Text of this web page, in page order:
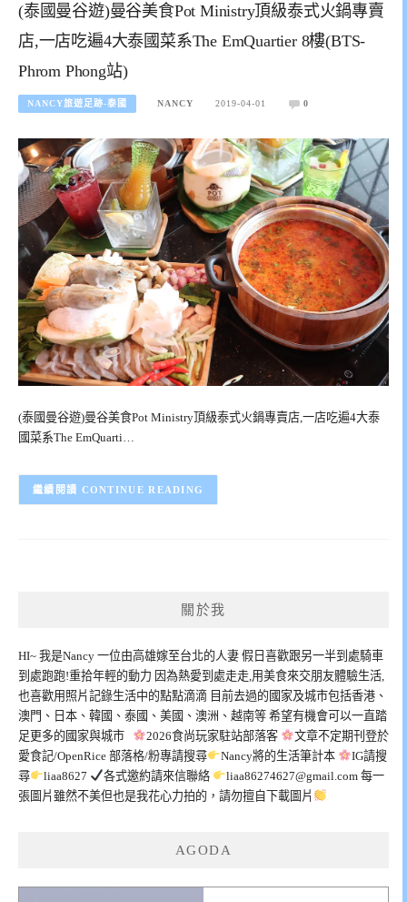
(泰國曼谷遊)曼谷美食Pot Ministry頂級泰式火鍋專賣
店,一店吃遍4大泰國菜系The EmQuartier 8樓(BTS-
Phrom Phong站)
NANCY旅遊足跡-泰國 NANCY 2019-04-01 0
(泰國曼谷遊)曼谷美食Pot Ministry頂級泰式火鍋專賣店,一店吃遍4大泰
國菜系The EmQuarti…
CONTINUE READING
關於我
HI~ 我是Nancy 一位由高雄嫁至台北的人妻 假日喜歡跟另一半到處騎車
到處跑跑!重拾年輕的動力 因為熱愛到處走走,用美食來交朋友體驗生活,
也喜歡用照片記錄生活中的點點滴滴 目前去過的國家及城市包括香港、
澳門、日本、韓國、泰國、美國、澳洲、越南等 希望有機會可以一直踏
足更多的國家與城市
2026食尚玩家駐站部落客
文章不定期刊登於
愛食記/OpenRice 部落格/粉專請搜尋
Nancy將的生活筆計本
IG請搜
尋
liaa8627 各式邀約請來信聯絡 liaa86274627@gmail.com每一
張圖片雖然不美但也是我花心力拍的，請勿擅自下載圖片
AGODA